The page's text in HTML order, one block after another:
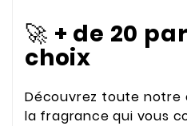
🚀 + de 20
choix
Découvrez toute
la fragrance qui vous